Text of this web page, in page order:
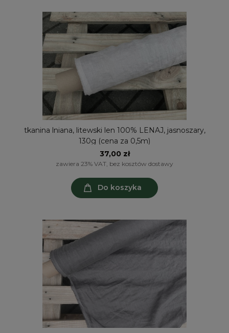
tkanina lniana, litewski len 100% LENAJ, jasnoszary,
130g (cena za 0,5m)
37,00 zł
zawiera 23% VAT, bez kosztów dostawy
Do koszyka